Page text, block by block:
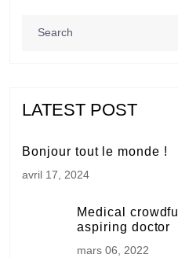
LATEST POST
Bonjour tout le monde !
avril 17, 2024
Medical
aspiring doctor
mars 06, 2022